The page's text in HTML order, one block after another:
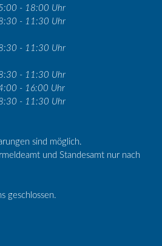
- 18:00 Uhr
- 11:30 Uhr
- 11:30 Uhr
- 11:30 Uhr
- 16:00 Uhr
- 11:30 Uhr
sind möglich.
und Standesamt nur nach
geschlossen.